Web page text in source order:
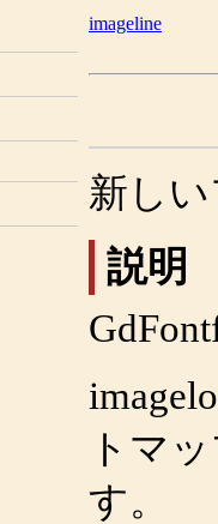
imageline
新し
説明
GdFont
トマ
す。